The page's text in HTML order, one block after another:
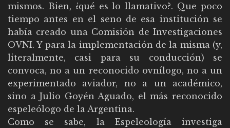
mismos. Bien, ¿qué es lo llamativo?. Que poco
tiempo antes en el seno de esa institución se
había creado una Comisión de Investigaciones
OVNI. Y para la implementación de la misma (y,
literalmente, casi para su conducción) se
convoca, no a un reconocido ovnílogo, no a un
experimentado aviador, no a un académico,
sino a Julio Goyén Aguado, el más reconocido
espeleólogo de la Argentina.
Como se sabe, la Espeleología investiga